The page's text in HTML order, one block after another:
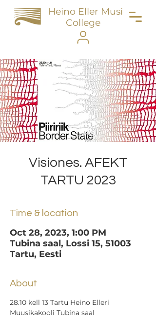
Heino Eller Music
College
Visiones. AFEKT
TARTU 2023
Time & location
Oct 28, 2023, 1:00 PM
Tubina saal, Lossi 15, 51003
Tartu, Eesti
About
28.10 kell 13 Tartu Heino Elleri